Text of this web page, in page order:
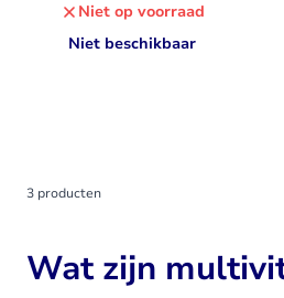
Niet op voorraad
Niet beschikbaar
3 producten
Wat zijn